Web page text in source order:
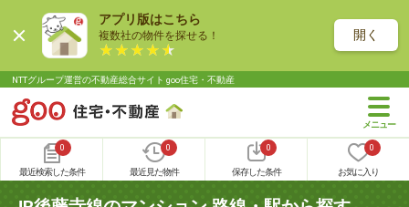
アプリ版はこちら
複数社の物件を探せる！ 開く
NTTグループ運営の不動産総合サイト goo住宅・不動産
0
最近検索した条件
0
最近見た物件
0
保存した条件
0
お気に入り